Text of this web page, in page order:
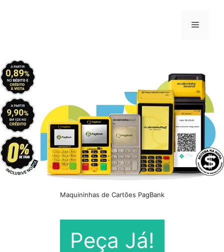
Menu
Maquininhas de Cartões PagBank
Peça Já!